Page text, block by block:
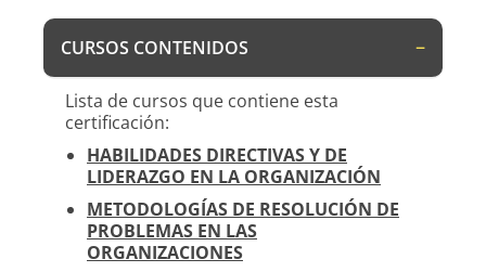
CURSOS CONTENIDOS
Lista de cursos que contiene esta
certificación:
HABILIDADES DIRECTIVAS Y DE
LIDERAZGO EN LA ORGANIZACIÓN
METODOLOGÍAS DE RESOLUCIÓN DE
PROBLEMAS EN LAS
ORGANIZACIONES